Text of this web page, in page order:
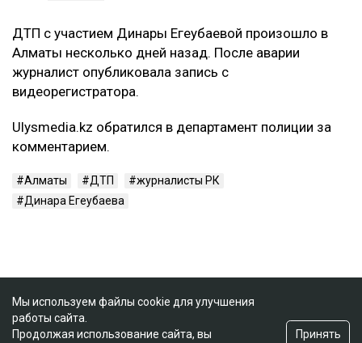
ДТП с участием Динары Егеубаевой произошло в
Алматы несколько дней назад. После аварии
журналист опубликовала запись с
видеорегистратора.
Ulysmedia.kz обратился в департамент полиции за
комментарием.
Алматы ДТП
журналисты РК
Динара Егеубаева
Мы используем файлы cookie для улучшения
работы сайта.
Продолжая использование сайта, вы
Принять